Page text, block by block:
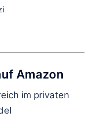
Amazon
im privaten